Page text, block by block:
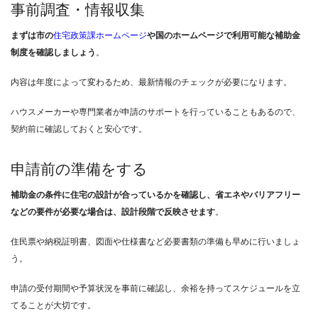
事前調査・情報収集
まずは市の住宅政策課ホームページや国のホームページで利用可能な補助金
制度を確認しましょう 。
内容は年度によって変わるため、最新情報のチェックが必要になります。
ハウスメーカーや専門業者が申請のサポートを行っていることもあるので、
契約前に確認しておくと安心です。
申請前の準備をする
補助金の条件に住宅の設計が合っているかを確認し、省エネやバリアフリー
などの要件が必要な場合は、設計段階で反映させます。
住民票や納税証明書、図面や仕様書など必要書類の準備も早めに行いましょ
う。
申請の受付期間や予算状況を事前に確認し、余裕を持ってスケジュールを立
てることが大切です。